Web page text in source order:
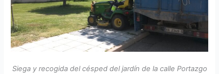
Siega y recogida del césped del jardín de la calle Portazgo